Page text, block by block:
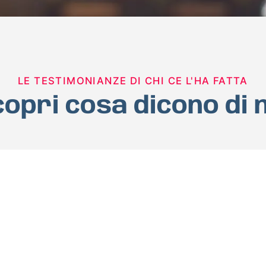
LE TESTIMONIANZE DI CHI CE L'HA FATTA
cosa dicono di